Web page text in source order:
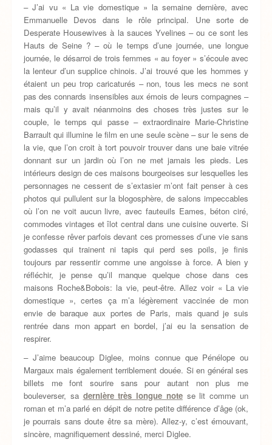
– J’ai vu « La vie domestique » la semaine dernière, avec
Emmanuelle Devos dans le rôle principal. Une sorte de
Desperate Housewives à la sauces Yvelines – ou ce sont les
Hauts de Seine ? – où le temps d’une journée, une longue
journée, le désarroi de trois femmes « au foyer » s’écoule avec
la lenteur d’un supplice chinois. J’ai trouvé que les hommes y
étaient un peu trop caricaturés – non, tous les mecs ne sont
pas des connards insensibles aux émois de leurs compagnes –
mais qu’il y avait néanmoins des choses très justes sur le
couple, le temps qui passe – extraordinaire Marie-Christine
Barrault qui illumine le film en une seule scène – sur le sens de
la vie, que l’on croit à tort pouvoir trouver dans une baie vitrée
donnant sur un jardin où l’on ne met jamais les pieds. Les
intérieurs design de ces maisons bourgeoises sur lesquelles les
personnages ne cessent de s’extasier m’ont fait penser à ces
photos qui pullulent sur la blogosphère, de salons impeccables
où l’on ne voit aucun livre, avec fauteuils Eames, béton ciré,
commodes vintages et îlot central dans une cuisine ouverte. Si
je confesse rêver parfois devant ces promesses d’une vie sans
godasses qui trainent ni tapis qui perd ses poils, je finis
toujours par ressentir comme une angoisse à force. A bien y
réfléchir, je pense qu’il manque quelque chose dans ces
maisons Roche&Bobois: la vie, peut-être. Allez voir « La vie
domestique », certes ça m’a légèrement vaccinée de mon
envie de baraque aux portes de Paris, mais quand je suis
rentrée dans mon appart en bordel, j’ai eu la sensation de
respirer.
– J’aime beaucoup Diglee, moins connue que Pénélope ou
Margaux mais également terriblement douée. Si en général ses
billets me font sourire sans pour autant non plus me
bouleverser, sa dernière très longue note se lit comme un
roman et m’a parlé en dépit de notre petite différence d’âge (ok,
je pourrais sans doute être sa mère). Allez-y, c’est émouvant,
sincère, magnifiquement dessiné, merci Diglee.